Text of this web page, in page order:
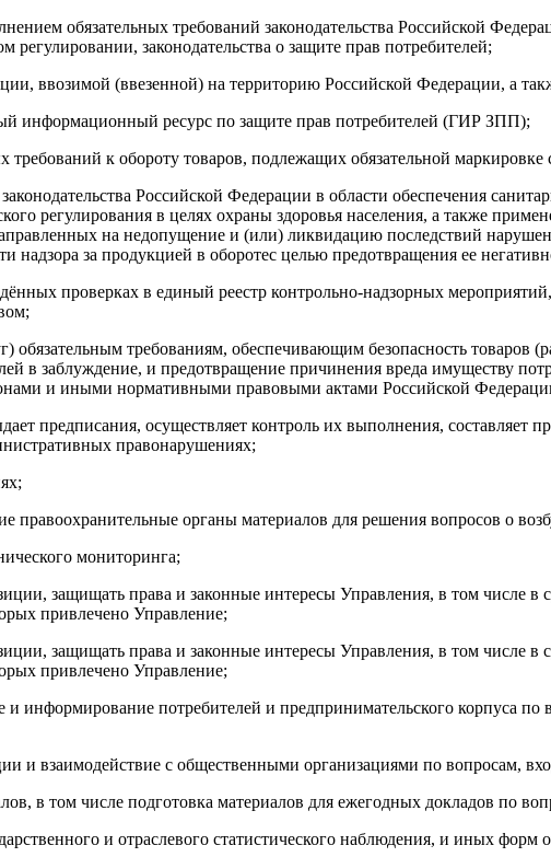
обязательных требований законодательства Российской
регулировании, законодательства о защите прав потребителей;
ввозимой (ввезенной) на территорию Российской Федерации, а
информационный ресурс по защите прав потребителей (ГИР ЗПП);
требований к обороту товаров, подлежащих обязательной
Российской Федерации в области обеспечения
регулирования в целях охраны здоровья населения, а также
на недопущение и (или) ликвидацию последствий
за продукцией в оборотес целью предотвращения ее
проверках в единый реестр контрольно-надзорных мероприятий,
;
обязательным требованиям, обеспечивающим безопасность
в заблуждение, и предотвращение причинения вреда имуществу
и иными нормативными правовыми актами Российской
предписания, осуществляет контроль их выполнения, составляет
правонарушениях;
правоохранительные органы материалов для решения вопросов о
мониторинга;
защищать права и законные интересы Управления, в том числе
привлечено Управление;
защищать права и законные интересы Управления, в том числе
привлечено Управление;
информирование потребителей и предпринимательского корпуса по
и взаимодействие с общественными организациями по вопросам,
в том числе подготовка материалов для ежегодных докладов по
и отраслевого статистического наблюдения, и иных форм